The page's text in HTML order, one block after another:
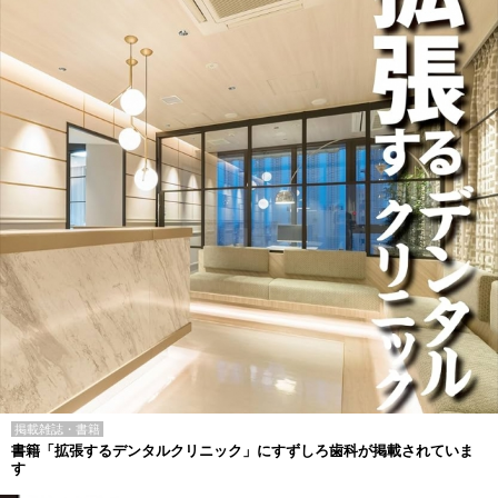
掲載雑誌・書籍
書籍「拡張するデンタルクリニック」にすずしろ歯科が掲載されていま
す